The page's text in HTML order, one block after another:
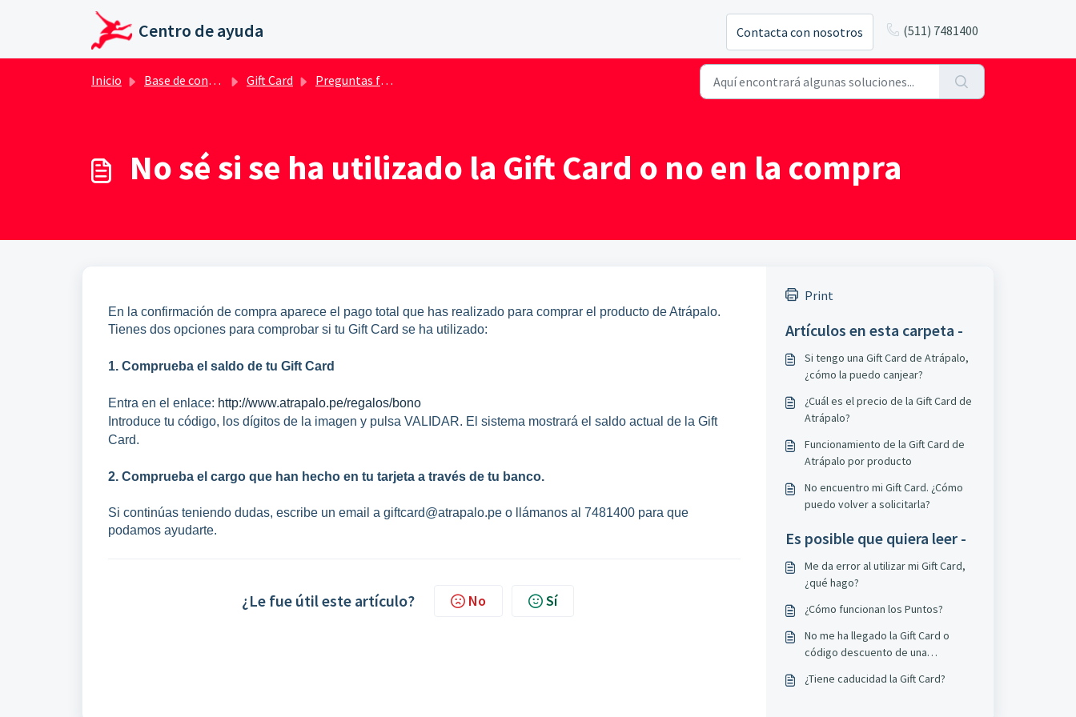
Ir al contenido principal
Centro de ayuda Contacta con nosotros (511) 7481400
Inicio Base de conocimientos Gift Card Preguntas frecuentes Gift Card Atrápalo
No sé si se ha utilizado la Gift Card o no en la compra
En la confirmación de compra aparece el pago total que has realizado para comprar el producto de Atrápalo.
Tienes dos opciones para comprobar si tu Gift Card se ha utilizado:
1. Comprueba el saldo de tu Gift Card
Entra en el enlace: http://www.atrapalo.pe/regalos/bono
Introduce tu código, los dígitos de la imagen y pulsa VALIDAR. El sistema mostrará el saldo actual de la Gift
Card.
2. Comprueba el cargo que han hecho en tu tarjeta a través de tu banco.
Si continúas teniendo dudas, escribe un email a giftcard@atrapalo.pe o llámanos al 7481400 para que
podamos ayudarte.
¿Le fue útil este artículo? No Sí
Print
Artículos en esta carpeta -
Si tengo una Gift Card de Atrápalo,
¿cómo la puedo canjear?
¿Cuál es el precio de la Gift Card de
Atrápalo?
Funcionamiento de la Gift Card de
Atrápalo por producto
No encuentro mi Gift Card. ¿Cómo
puedo volver a solicitarla?
Es posible que quiera leer -
Me da error al utilizar mi Gift Card,
¿qué hago?
¿Cómo funcionan los Puntos?
No me ha llegado la Gift Card o
código descuento de una
¿Tiene caducidad la Gift Card?